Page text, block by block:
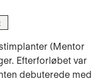
(Mentor
Efterforløbet var
debuterede med